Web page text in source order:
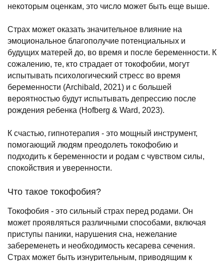
некоторым оценкам, это число может быть еще выше.
Страх может оказать значительное влияние на
эмоциональное благополучие потенциальных и
будущих матерей до, во время и после беременности. К
сожалению, те, кто страдает от токофобии, могут
испытывать психологический стресс во время
беременности (Archibald, 2021) и с большей
вероятностью будут испытывать депрессию после
рождения ребенка (Hofberg & Ward, 2023).
К счастью, гипнотерапия - это мощный инструмент,
помогающий людям преодолеть токофобию и
подходить к беременности и родам с чувством силы,
спокойствия и уверенности.
Что такое токофобия?
Токофобия - это сильный страх перед родами. Он
может проявляться различными способами, включая
приступы паники, нарушения сна, нежелание
забеременеть и необходимость кесарева сечения.
Страх может быть изнурительным, приводящим к